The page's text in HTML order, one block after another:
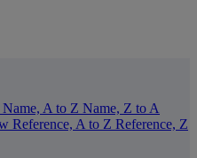
Name, A to Z Name, Z to A
Reference, A to Z Reference, Z